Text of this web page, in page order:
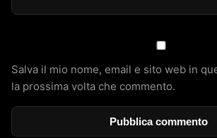
Salva il mio nome, email e sito web in
la prossima volta che commento.